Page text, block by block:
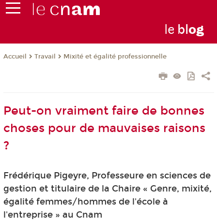
le blog
Accueil Travail Mixité et égalité professionnelle
Peut-on vraiment faire de bonnes
choses pour de mauvaises raisons
?
Frédérique Pigeyre, Professeure en sciences de
gestion et titulaire de la Chaire « Genre, mixité,
égalité femmes/hommes de l'école à
l'entreprise » au Cnam